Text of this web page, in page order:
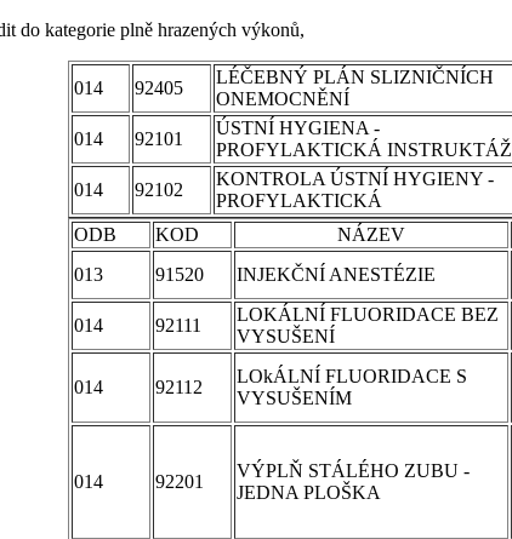
do kategorie plně hrazených výkonů,
014 92405
LÉČEBNÝ PLÁN SLIZNIČNÍCH
ONEMOCNĚNÍ
014 92101
ÚSTNÍ HYGIENA -
PROFYLAKTICKÁ INSTRUKTÁŽ
014 92102
KONTROLA ÚSTNÍ HYGIENY -
PROFYLAKTICKÁ
ODB KOD NÁZEV
013
91520 INJEKČNÍ ANESTÉZIE
014
92111
LOKÁLNÍ FLUORIDACE BEZ
VYSUŠENÍ
014 92112
LOkÁLNÍ FLUORIDACE S
VYSUŠENÍM
014 92201
VÝPLŇ STÁLÉHO ZUBU -
JEDNA PLOŠKA